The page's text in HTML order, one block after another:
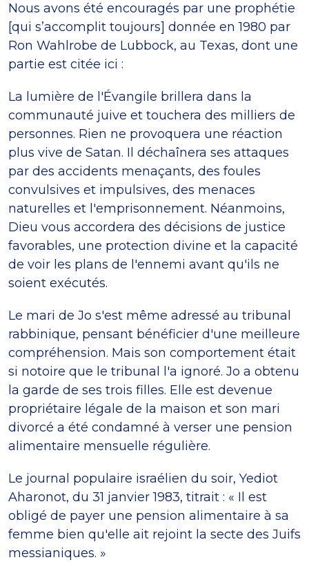
Nous avons été encouragés par une prophétie
[qui s’accomplit toujours] donnée en 1980 par
Ron Wahlrobe de Lubbock, au Texas, dont une
partie est citée ici :
La lumière de l'Évangile brillera dans la
communauté juive et touchera des milliers de
personnes. Rien ne provoquera une réaction
plus vive de Satan. Il déchaînera ses attaques
par des accidents menaçants, des foules
convulsives et impulsives, des menaces
naturelles et l'emprisonnement. Néanmoins,
Dieu vous accordera des décisions de justice
favorables, une protection divine et la capacité
de voir les plans de l'ennemi avant qu'ils ne
soient exécutés.
Le mari de Jo s'est même adressé au tribunal
rabbinique, pensant bénéficier d'une meilleure
compréhension. Mais son comportement était
si notoire que le tribunal l'a ignoré. Jo a obtenu
la garde de ses trois filles. Elle est devenue
propriétaire légale de la maison et son mari
divorcé a été condamné à verser une pension
alimentaire mensuelle régulière.
Le journal populaire israélien du soir, Yediot
Aharonot, du 31 janvier 1983, titrait : « Il est
obligé de payer une pension alimentaire à sa
femme bien qu'elle ait rejoint la secte des Juifs
messianiques. »